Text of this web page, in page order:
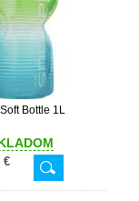
Bottle 1L
€